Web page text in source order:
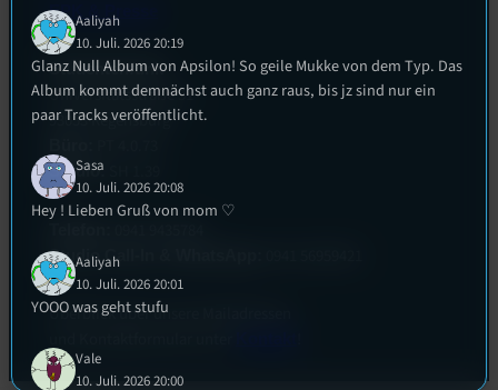
EPK & Presse
Studentenfunk
Universitätsstraße 31
93053 Regensburg
Studio:
Studio Call-In & WhatsApp:
Überblick über unsere Mailadressen
Aaliyah
10. Juli. 2026 20:19
Glanz Null Album von Apsilon! So geile Mukke von dem Typ. Das
Album kommt demnächst auch ganz raus, bis jz sind nur ein
paar Tracks veröffentlicht.
Sasa
10. Juli. 2026 20:08
Hey ! Lieben Gruß von mom ♡
Aaliyah
10. Juli. 2026 20:01
YOOO was geht stufu
Vale
10. Juli. 2026 20:00